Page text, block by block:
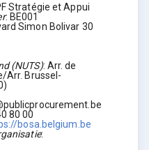
Stratégie et Appui
: BE001
Simon Bolivar 30
(NUTS): Arr. de
Arr. Brussel-
)
80 00
bosa.belgium.be
: